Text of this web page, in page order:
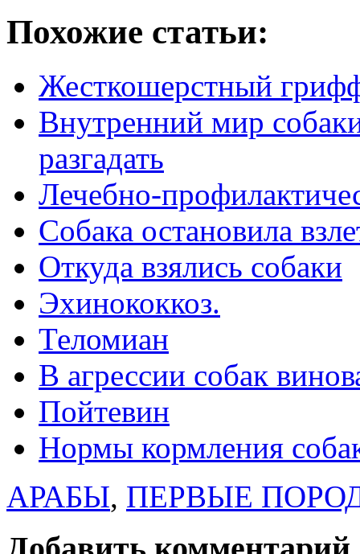
Похожие статьи:
Жесткошерстный
Внутренний мир
разгадать
Лечебно-
Собака остановила
Откуда взялись собаки
Эхинококкоз.
Теломиан
В агрессии собак
Пойтевин
Нормы кормления
АРАБЫ, ПЕРВЫЕ